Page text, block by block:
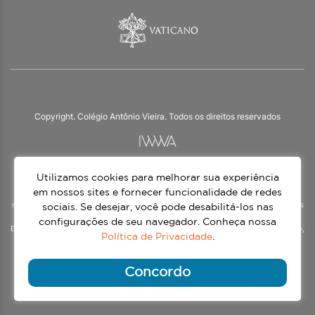
Copyright. Colégio Antônio Vieira. Todos os direitos reservados
O Colégio Antônio Vieira integra a Rede Jesuíta de Educação, tendo as suas
práticas impulsionadas pelos valores da espiritualidade inaciana – marca da
nossa identidade e das aproximadamente 1500 unidades de ensino, espalhadas
em mais de 60 países. Atendemos a alunos da Educação Infantil à 3ª série do
Ensino Médio, nos turnos matutino e vespertino, além do Ensino Médio Noturno,
voltado para Jovens.
Continue lendo
Utilizamos cookies para melhorar sua experiência
em nossos sites e fornecer funcionalidade de redes
sociais. Se desejar, você pode desabilitá-los nas
configurações de seu navegador. Conheça nossa
Política de Privacidade.
Concordo